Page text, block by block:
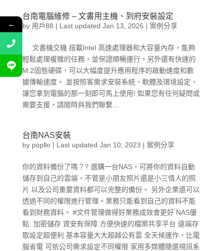
台南電腦維修 – 文書用主機、到府安裝設定
by 用戶88 | Last updated Jan 13, 2026 | 案例分享
文書機交機 搭載Intel 高速處理器和大容量內存，能夠
輕鬆處理複雜的任務，並保證順暢運行。另外還有快速的
M.2固態硬碟，可以大幅度提升應用程序的啟動速度和數
據傳輸速度。 並按照客需求安裝系統、軟體及環境設定，
讓您拿到電腦的那一刻即可馬上使用! 如果您有任何疑問或
需要支援，請隨時與我們聯繫...
台南NAS安裝
by popllo| Last updated Jan 10, 2023 | 案例分享
你的資料備份了嗎？? 選購一台NAS，可將你的資料自動
儲存到自己的雲端，不管是小朋友照片還是小三情人的照
片 以及公司重要資料都可以完整的備份。 另外企業還可以
透過不同的權限進行管理。業務只能看到自己的資料不能
看到財務資料。 #文件管理做得好業務成效會更好 NAS優
點: 加密儲存 資安有保障 方便快速的檔案共享平台 遠端存
取設定超便利 基本容量大大超越公有雲 全天候運作，比電
腦省電 可依公司需求設定不同權限 家用多媒體隨選視訊系
←